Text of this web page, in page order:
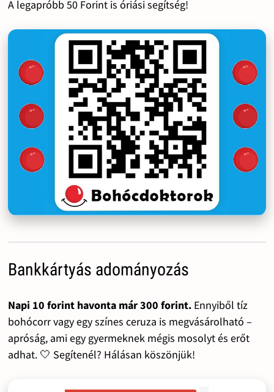
A legapróbb 50 Forint is óriási segítség!
Bankkártyás adományozás
Napi 10 forint havonta már 300 forint.Ennyiből tíz
bohócorr vagy egy színes ceruza is megvásárolható –
apróság, ami egy gyermeknek mégis mosolyt és erőt
adhat. 🤍 Segítenél? Hálásan köszönjük!